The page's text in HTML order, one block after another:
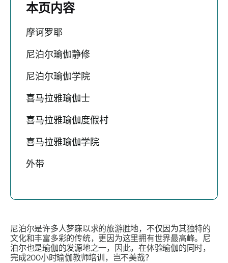
本页内容
摩诃罗耶
尼泊尔瑜伽静修
尼泊尔瑜伽学院
喜马拉雅瑜伽士
喜马拉雅瑜伽度假村
喜马拉雅瑜伽学院
外带
尼泊尔是许多人梦寐以求的旅游胜地，不仅因为其独特的
文化和丰富多彩的传统，更因为这里拥有世界最高峰。尼
泊尔也是瑜伽的发源地之一，因此，在体验瑜伽的同时，
完成200小时瑜伽教师培训，岂不美哉？